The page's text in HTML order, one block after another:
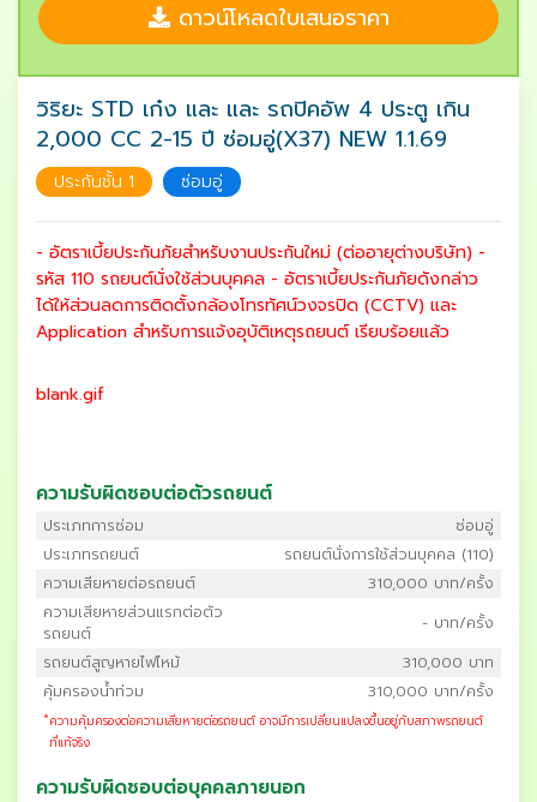
ดาวน์โหลดใบเสนอราคา
วิริยะ STD เก๋ง และ และ รถปิคอัพ 4 ประตู เกิน
2,000 CC 2-15 ปี ซ่อมอู่(X37) NEW 1.1.69
ประกันชั้น 1 ซ่อมอู่
- อัตราเบี้ยประกันภัยสำหรับงานประกันใหม่ (ต่ออายุต่างบริษัท) -
รหัส 110 รถยนต์นั่งใช้ส่วนบุคคล - อัตราเบี้ยประกันภัยดังกล่าว
ได้ให้ส่วนลดการติดตั้งกล้องโทรทัศน์วงจรปิด (CCTV) และ
Application สำหรับการแจ้งอุบัติเหตุรถยนต์ เรียบร้อยแล้ว
blank.gif
ความรับผิดชอบต่อตัวรถยนต์
ประเภทการซ่อม
ซ่อมอู่
ประเภทรถยนต์
รถยนต์นั่งการใช้ส่วนบุคคล (110)
ความเสียหายต่อรถยนต์
310,000 บาท/ครั้ง
ความเสียหายส่วนแรกต่อตัว
รถยนต์
- บาท/ครั้ง
รถยนต์สูญหายไฟไหม้
310,000 บาท
คุ้มครองน้ำท่วม
310,000 บาท/ครั้ง
*ความคุ้มครองต่อความเสียหายต่อรถยนต์ อาจมีการเปลี่ยนแปลงขึ้นอยู่กับสภาพรถยนต์
ที่แท้จริง
ความรับผิดชอบต่อบุคคลภายนอก